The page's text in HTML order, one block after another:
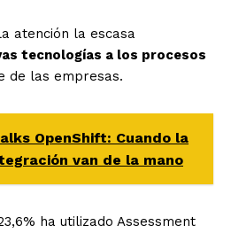
atención la escasa
tecnologías a los procesos
de las empresas.
OpenShift: Cuando la
van de la mano
ha utilizado Assessment